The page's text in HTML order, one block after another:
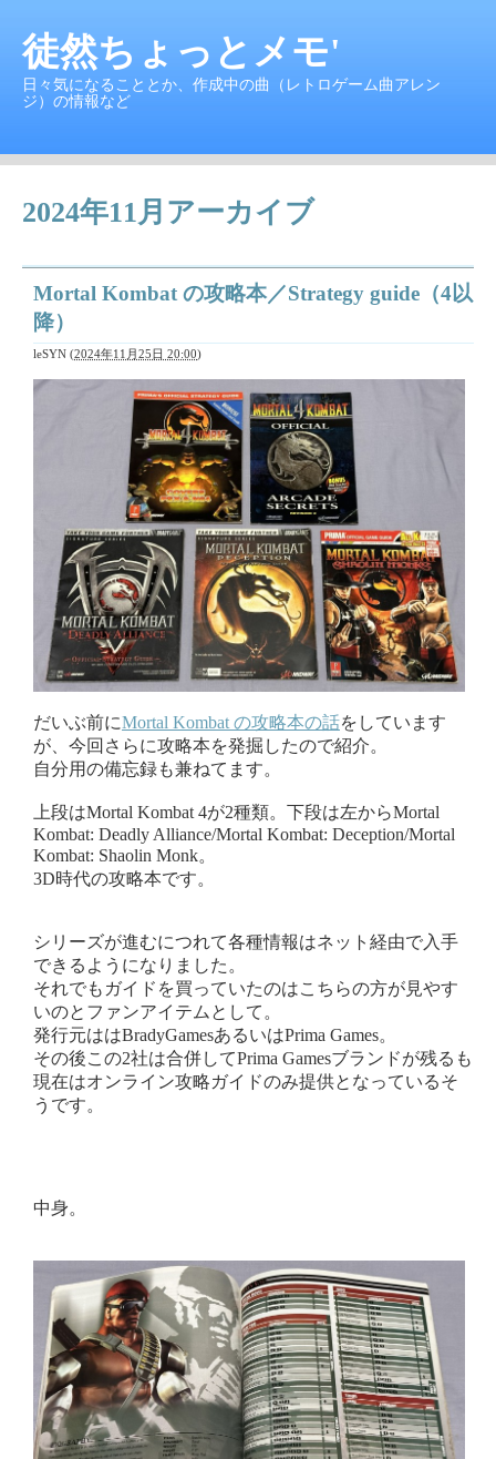
徒然ちょっとメモ'
日々気になることとか、作成中の曲（レトロゲーム曲アレン
ジ）の情報など
2024年11月アーカイブ
Mortal Kombat の攻略本／Strategy guide（4以
降）
leSYN (2024年11月25日 20:00)
だいぶ前にMortal Kombat の攻略本の話をしています
が、今回さらに攻略本を発掘したので紹介。
自分用の備忘録も兼ねてます。
上段はMortal Kombat 4が2種類。下段は左からMortal
Kombat: Deadly Alliance/Mortal Kombat: Deception/Mortal
Kombat: Shaolin Monk。
3D時代の攻略本です。
シリーズが進むにつれて各種情報はネット経由で入手
できるようになりました。
それでもガイドを買っていたのはこちらの方が見やす
いのとファンアイテムとして。
発行元ははBradyGamesあるいはPrima Games。
その後この2社は合併してPrima Gamesブランドが残るも
現在はオンライン攻略ガイドのみ提供となっているそ
うです。
中身。